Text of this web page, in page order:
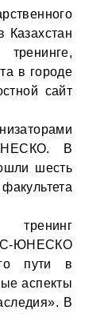
Казахстан
в городе
сайт
В
шесть
тренинг
ЮНЕСКО
пути в
аспекты
В